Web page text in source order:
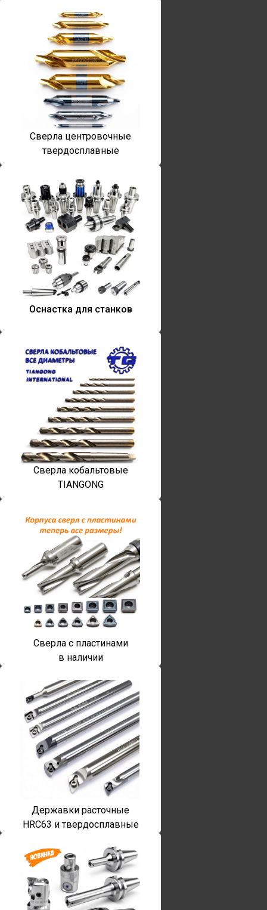
Сверла центровочные
твердосплавные
Оснастка для станков
Сверла кобальтовые
TIANGONG
Сверла с пластинами
в наличии
Державки расточные
HRC63 и твердосплавные